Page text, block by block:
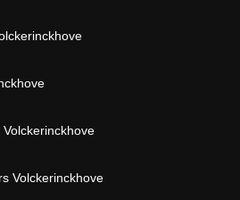
Volckerinckhove